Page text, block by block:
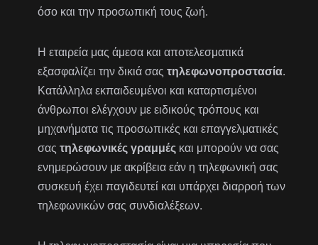
όσο και την προσωπική τους ζωή.
Η εταιρεία μας άμεσα και αποτελεσματικά
εξασφαλίζει την δικιά σαςτηλεφωνοπροστασία.
Κατάλληλα εκπαιδευμένοι και καταρτισμένοι
άνθρωποι ελέγχουν με ειδικούς τρόπους και
μηχανήματα τις προσωπικές και επαγγελματικές
σαςτηλεφωνικές γραμμές και μπορούν να σας
ενημερώσουν με ακρίβεια εάν η τηλεφωνική σας
συσκευή έχει παγιδευτεί και υπάρχει διαρροή των
τηλεφωνικών σας συνδιαλέξεων.